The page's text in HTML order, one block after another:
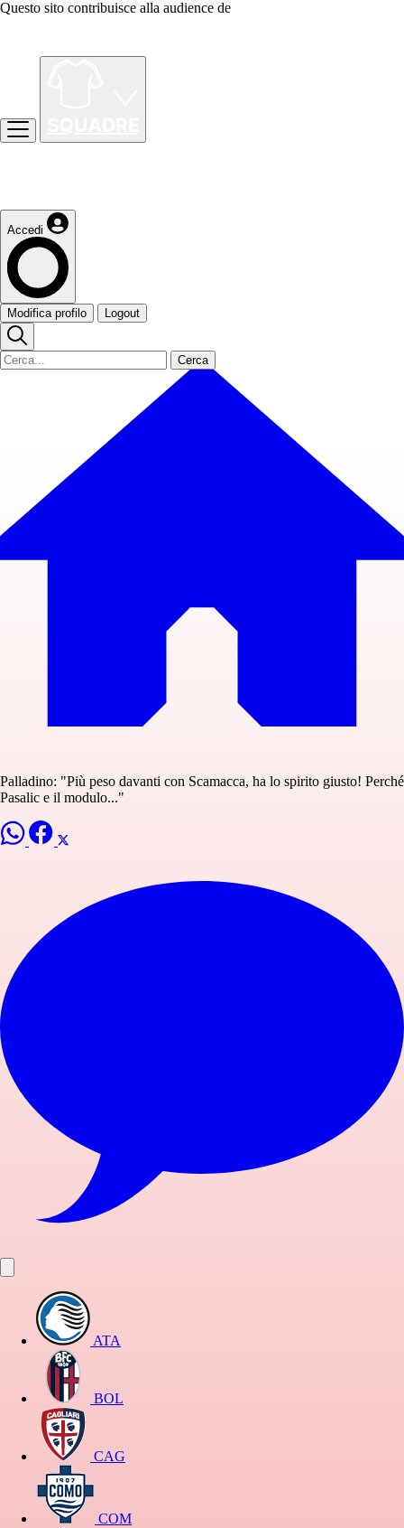
Questo sito contribuisce alla audience de
Accedi
Modifica profilo Logout
Cerca
Palladino: "Più peso davanti con Scamacca, ha lo spirito giusto! Perché
Pasalic e il modulo..."
ATA
BOL
CAG
COM